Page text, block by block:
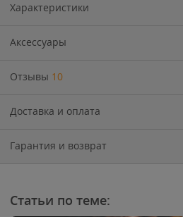
Характеристики
Аксессуары
Отзывы 10
Доставка и оплата
Гарантия и возврат
Статьи по теме: